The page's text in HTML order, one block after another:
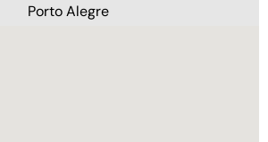
Porto Alegre